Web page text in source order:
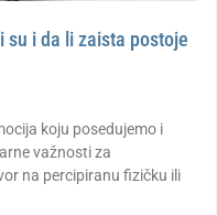
i da li zaista postoje
koju posedujemo i
važnosti za
na percipiranu fizičku ili